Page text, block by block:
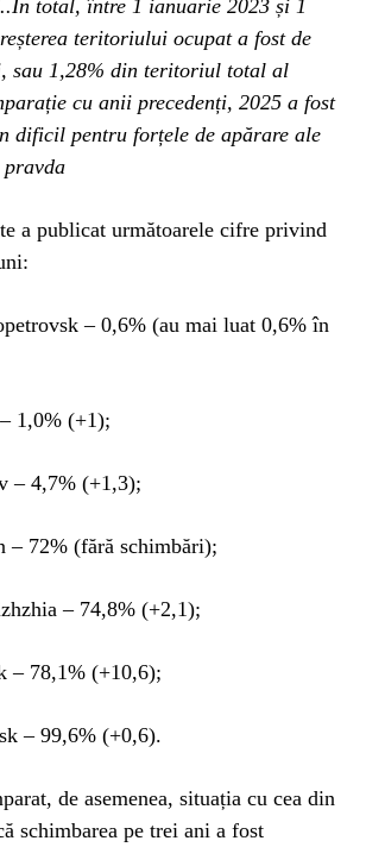
total, între 1 ianuarie 2023 și 1
teritoriului ocupat a fost de
sau 1,28% din teritoriul total al
cu anii precedenți, 2025 a fost
dificil pentru forțele de apărare ale
a publicat următoarele cifre privind
– 0,6% (au mai luat 0,6% în
1,0% (+1);
– 4,7% (+1,3);
– 72% (fără schimbări);
– 74,8% (+2,1);
– 78,1% (+10,6);
– 99,6% (+0,6).
de asemenea, situația cu cea din
schimbarea pe trei ani a fost